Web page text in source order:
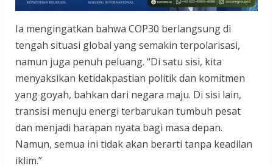
Ia mengingatkan bahwa COP30 berlangsung di
tengah situasi global yang semakin terpolarisasi,
namun juga penuh peluang. “Di satu sisi, kita
menyaksikan ketidakpastian politik dan komitmen
yang goyah, bahkan dari negara maju. Di sisi lain,
transisi menuju energi terbarukan tumbuh pesat
dan menjadi harapan nyata bagi masa depan.
Namun, semua ini tidak akan berarti tanpa keadilan
iklim.”